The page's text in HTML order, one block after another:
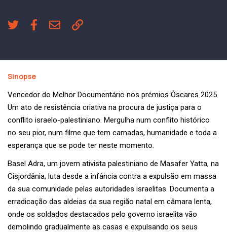
Sinopse
Vencedor do Melhor Documentário nos prémios Óscares 2025.
Um ato de resistência criativa na procura de justiça para o
conflito israelo-palestiniano. Mergulha num conflito histórico
no seu pior, num filme que tem camadas, humanidade e toda a
esperança que se pode ter neste momento.
Basel Adra, um jovem ativista palestiniano de Masafer Yatta, na
Cisjordânia, luta desde a infância contra a expulsão em massa
da sua comunidade pelas autoridades israelitas. Documenta a
erradicação das aldeias da sua região natal em câmara lenta,
onde os soldados destacados pelo governo israelita vão
demolindo gradualmente as casas e expulsando os seus